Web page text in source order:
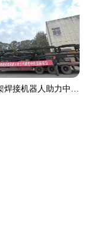
耿力型钢拱架焊接机器人助力中铁四局川藏线项目